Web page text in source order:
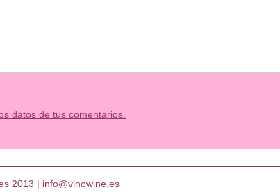
datos de tus comentarios.
2013 | info@vinowine.es